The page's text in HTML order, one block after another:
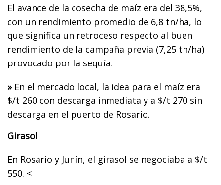
El avance de la cosecha de maíz era del 38,5%,
con un rendimiento promedio de 6,8 tn/ha, lo
que significa un retroceso respecto al buen
rendimiento de la campaña previa (7,25 tn/ha)
provocado por la sequía.
» En el mercado local, la idea para el maíz era
$/t 260 con descarga inmediata y a $/t 270 sin
descarga en el puerto de Rosario.
Girasol
En Rosario y Junín, el girasol se negociaba a $/t
550. <